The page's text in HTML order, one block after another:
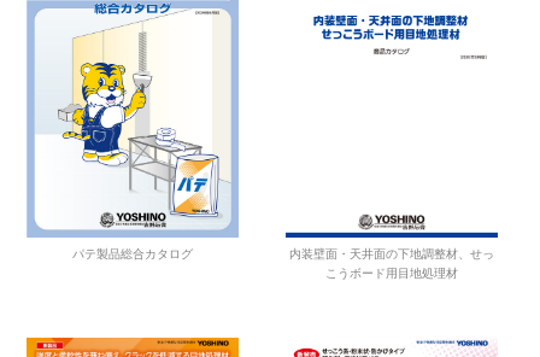
パテ製品総合カタログ
内装壁面・天井面の下地調整材、せっ
こうボード用目地処理材